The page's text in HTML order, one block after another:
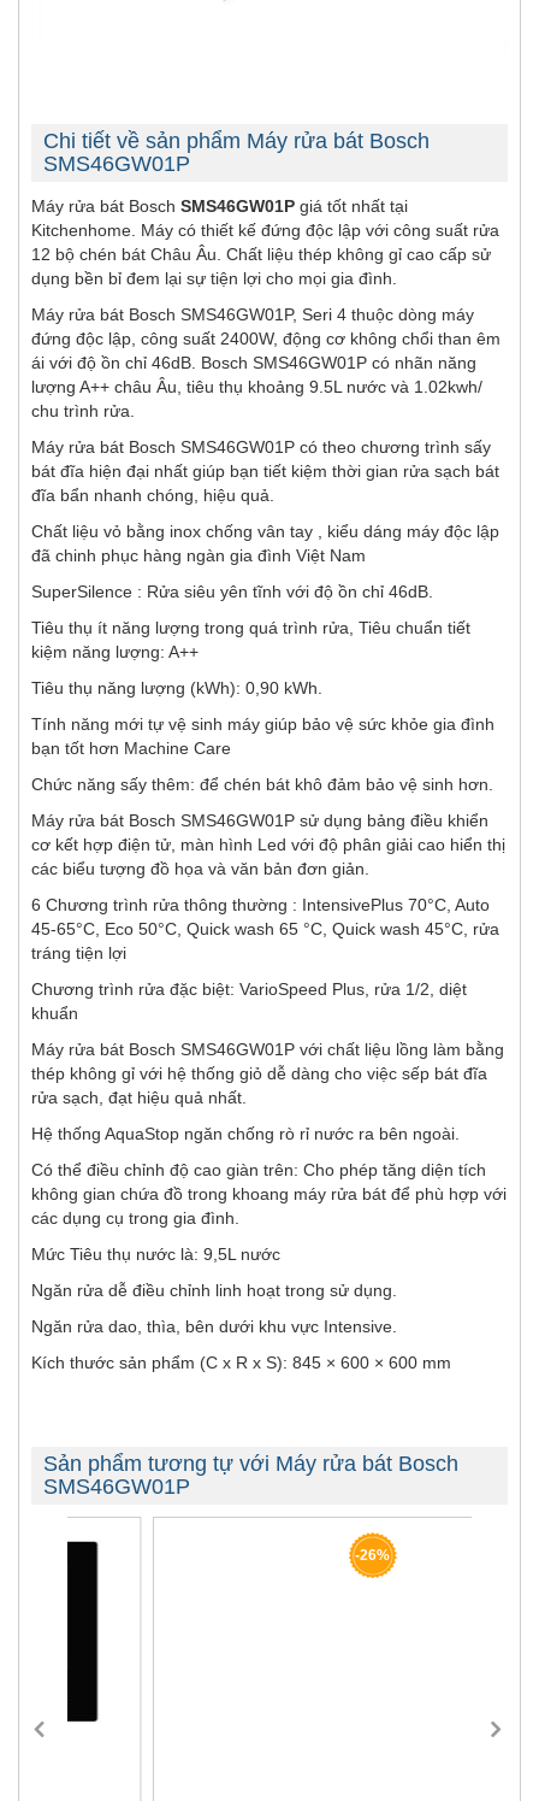
Chi tiết về sản phẩm Máy rửa bát Bosch
SMS46GW01P
Máy rửa bát Bosch SMS46GW01P giá tốt nhất tại
Kitchenhome. Máy có thiết kế đứng độc lập với công suất rửa
12 bộ chén bát Châu Âu. Chất liệu thép không gỉ cao cấp sử
dụng bền bỉ đem lại sự tiện lợi cho mọi gia đình.
Máy rửa bát Bosch SMS46GW01P, Seri 4 thuộc dòng máy
đứng độc lập, công suất 2400W, động cơ không chổi than êm
ái với độ ồn chỉ 46dB. Bosch SMS46GW01P có nhãn năng
lượng A++ châu Âu, tiêu thụ khoảng 9.5L nước và 1.02kwh/
chu trình rửa.
Máy rửa bát Bosch SMS46GW01P có theo chương trình sấy
bát đĩa hiện đại nhất giúp bạn tiết kiệm thời gian rửa sạch bát
đĩa bẩn nhanh chóng, hiệu quả.
Chất liệu vỏ bằng inox chống vân tay , kiểu dáng máy độc lập
đã chinh phục hàng ngàn gia đình Việt Nam
SuperSilence : Rửa siêu yên tĩnh với độ ồn chỉ 46dB.
Tiêu thụ ít năng lượng trong quá trình rửa, Tiêu chuẩn tiết
kiệm năng lượng: A++
Tiêu thụ năng lượng (kWh): 0,90 kWh.
Tính năng mới tự vệ sinh máy giúp bảo vệ sức khỏe gia đình
bạn tốt hơn Machine Care
Chức năng sấy thêm: để chén bát khô đảm bảo vệ sinh hơn.
Máy rửa bát Bosch SMS46GW01P sử dụng bảng điều khiển
cơ kết hợp điện tử, màn hình Led với độ phân giải cao hiển thị
các biểu tượng đồ họa và văn bản đơn giản.
6 Chương trình rửa thông thường : IntensivePlus 70°C, Auto
45-65°C, Eco 50°C, Quick wash 65 °C, Quick wash 45°C, rửa
tráng tiện lợi
Chương trình rửa đặc biệt: VarioSpeed ​​Plus, rửa 1/2, diệt
khuẩn
Máy rửa bát Bosch SMS46GW01P với chất liệu lồng làm bằng
thép không gỉ với hệ thống giỏ dễ dàng cho việc sếp bát đĩa
rửa sạch, đạt hiệu quả nhất.
Hệ thống AquaStop ngăn chống rò rỉ nước ra bên ngoài.
Có thể điều chỉnh độ cao giàn trên: Cho phép tăng diện tích
không gian chứa đồ trong khoang máy rửa bát để phù hợp với
các dụng cụ trong gia đình.
Mức Tiêu thụ nước là: 9,5L nước
Ngăn rửa dễ điều chỉnh linh hoạt trong sử dụng.
Ngăn rửa dao, thìa, bên dưới khu vực Intensive.
Kích thước sản phẩm (C x R x S): 845 × 600 × 600 mm
Sản phẩm tương tự với Máy rửa bát Bosch
SMS46GW01P